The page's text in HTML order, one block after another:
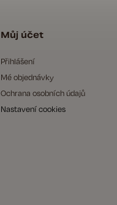
Můj účet
Přihlášení
Mé objednávky
Ochrana osobních údajů
Nastavení cookies